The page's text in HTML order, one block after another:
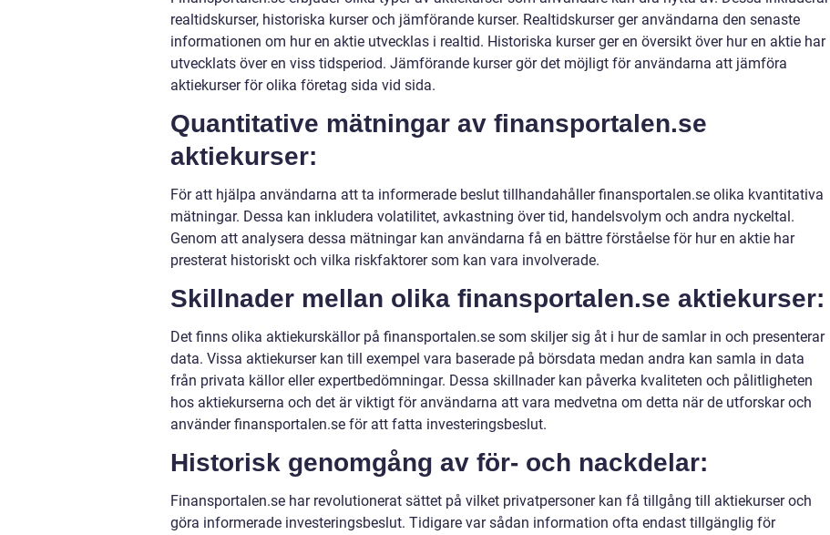
realtidskurser, historiska kurser och jämförande kurser. Realtidskurser ger användarna den senaste
informationen om hur en aktie utvecklas i realtid. Historiska kurser ger en översikt över hur en aktie har
utvecklats över en viss tidsperiod. Jämförande kurser gör det möjligt för användarna att jämföra
aktiekurser för olika företag sida vid sida.
Quantitative mätningar av finansportalen.se
aktiekurser:
För att hjälpa användarna att ta informerade beslut tillhandahåller finansportalen.se olika kvantitativa
mätningar. Dessa kan inkludera volatilitet, avkastning över tid, handelsvolym och andra nyckeltal.
Genom att analysera dessa mätningar kan användarna få en bättre förståelse för hur en aktie har
presterat historiskt och vilka riskfaktorer som kan vara involverade.
Skillnader mellan olika finansportalen.se aktiekurser:
Det finns olika aktiekurskällor på finansportalen.se som skiljer sig åt i hur de samlar in och presenterar
data. Vissa aktiekurser kan till exempel vara baserade på börsdata medan andra kan samla in data
från privata källor eller expertbedömningar. Dessa skillnader kan påverka kvaliteten och pålitligheten
hos aktiekurserna och det är viktigt för användarna att vara medvetna om detta när de utforskar och
använder finansportalen.se för att fatta investeringsbeslut.
Historisk genomgång av för- och nackdelar:
Finansportalen.se har revolutionerat sättet på vilket privatpersoner kan få tillgång till aktiekurser och
göra informerade investeringsbeslut. Tidigare var sådan information ofta endast tillgänglig för